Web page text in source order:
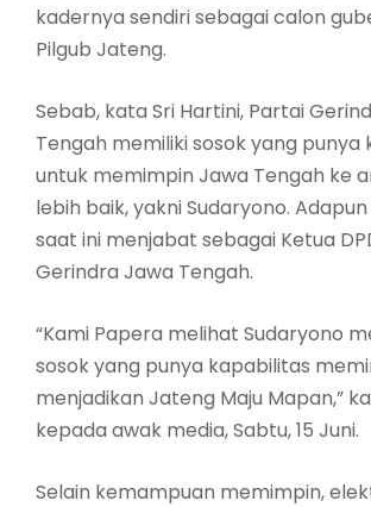
kadernya sendiri sebagai calon
Pilgub Jateng.
Sebab, kata Sri Hartini, Partai
Tengah memiliki sosok yang punya
untuk memimpin Jawa Tengah ke
lebih baik, yakni Sudaryono.
saat ini menjabat sebagai Ketua
Gerindra Jawa Tengah.
“Kami Papera melihat Sudaryono
sosok yang punya kapabilitas
menjadikan Jateng Maju Mapan,”
kepada awak media, Sabtu, 15 Juni.
Selain kemampuan memimpin,